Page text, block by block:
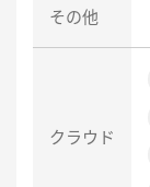
その他
クラウド